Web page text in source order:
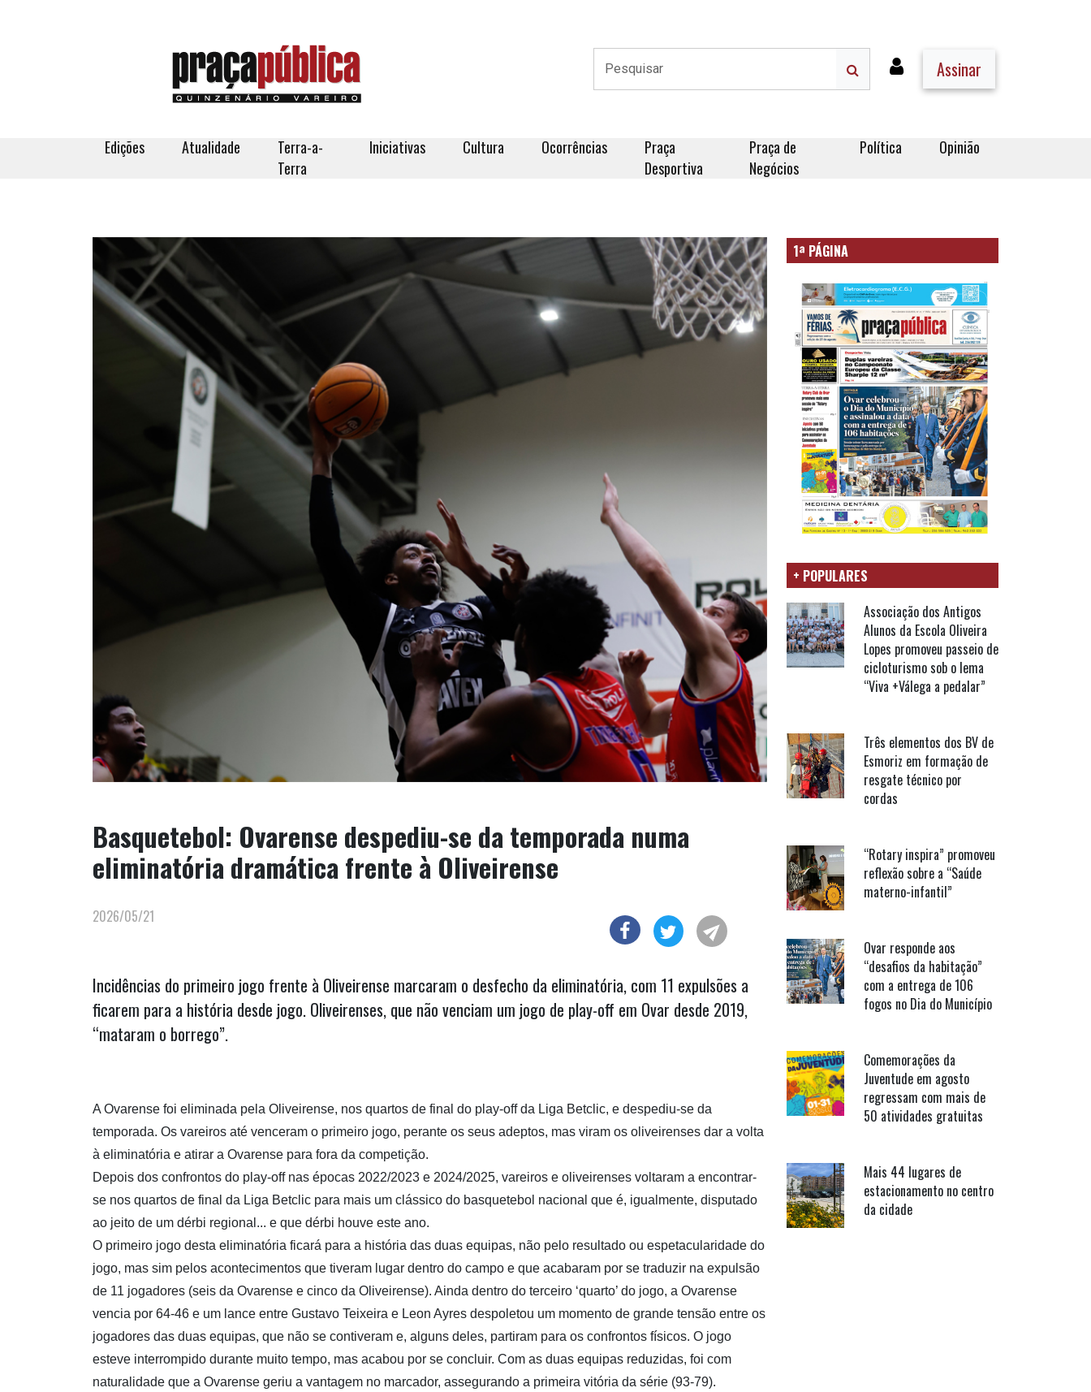
Assinar
Edições Atualidade
Terra-a-
Terra
Iniciativas Cultura Ocorrências
Praça
Desportiva
Praça de
Negócios
Política Opinião
Basquetebol: Ovarense despediu-se da temporada numa
eliminatória dramática frente à Oliveirense
2026/05/21
Incidências do primeiro jogo frente à Oliveirense marcaram o desfecho da eliminatória, com 11 expulsões a
ficarem para a história desde jogo. Oliveirenses, que não venciam um jogo de play-off em Ovar desde 2019,
“mataram o borrego”.
A Ovarense foi eliminada pela Oliveirense, nos quartos de final do play-off da Liga Betclic, e despediu-se da
temporada. Os vareiros até venceram o primeiro jogo, perante os seus adeptos, mas viram os oliveirenses dar a volta
à eliminatória e atirar a Ovarense para fora da competição.
Depois dos confrontos do play-off nas épocas 2022/2023 e 2024/2025, vareiros e oliveirenses voltaram a encontrar-
se nos quartos de final da Liga Betclic para mais um clássico do basquetebol nacional que é, igualmente, disputado
ao jeito de um dérbi regional... e que dérbi houve este ano.
O primeiro jogo desta eliminatória ficará para a história das duas equipas, não pelo resultado ou espetacularidade do
jogo, mas sim pelos acontecimentos que tiveram lugar dentro do campo e que acabaram por se traduzir na expulsão
de 11 jogadores (seis da Ovarense e cinco da Oliveirense). Ainda dentro do terceiro ‘quarto’ do jogo, a Ovarense
vencia por 64-46 e um lance entre Gustavo Teixeira e Leon Ayres despoletou um momento de grande tensão entre os
jogadores das duas equipas, que não se contiveram e, alguns deles, partiram para os confrontos físicos. O jogo
esteve interrompido durante muito tempo, mas acabou por se concluir. Com as duas equipas reduzidas, foi com
naturalidade que a Ovarense geriu a vantagem no marcador, assegurando a primeira vitória da série (93-79).
1ª PÁGINA
+ POPULARES
Associação dos Antigos
Alunos da Escola Oliveira
Lopes promoveu passeio de
cicloturismo sob o lema
“Viva +Válega a pedalar”
Três elementos dos BV de
Esmoriz em formação de
resgate técnico por
cordas
“Rotary inspira” promoveu
reflexão sobre a “Saúde
materno-infantil”
Ovar responde aos
“desafios da habitação”
com a entrega de 106
fogos no Dia do Município
Comemorações da
Juventude em agosto
regressam com mais de
50 atividades gratuitas
Mais 44 lugares de
estacionamento no centro
da cidade